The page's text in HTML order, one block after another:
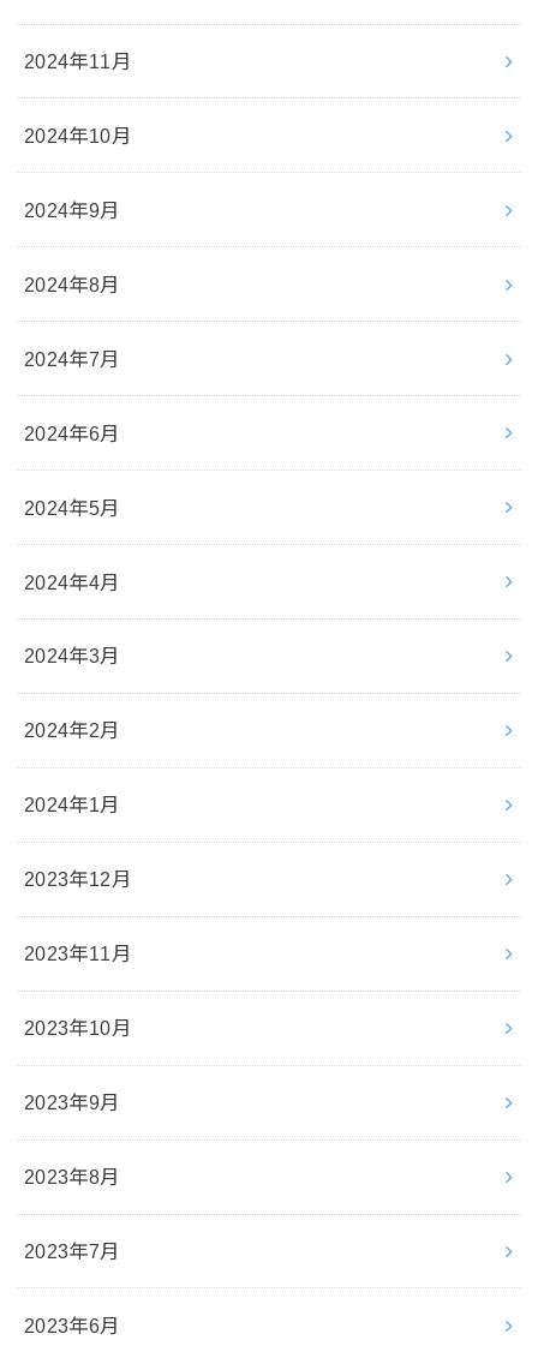
2024年11月
2024年10月
2024年9月
2024年8月
2024年7月
2024年6月
2024年5月
2024年4月
2024年3月
2024年2月
2024年1月
2023年12月
2023年11月
2023年10月
2023年9月
2023年8月
2023年7月
2023年6月